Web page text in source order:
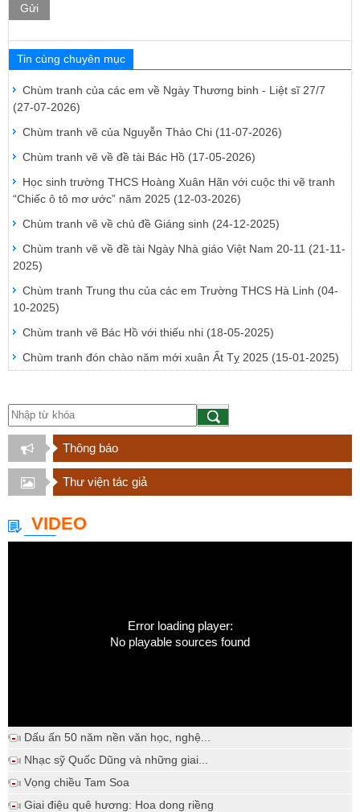
Gửi
Tin cùng chuyên mục
Chùm tranh của các em về Ngày Thương binh - Liệt sĩ 27/7
(27-07-2026)
Chùm tranh vẽ của Nguyễn Thảo Chi (11-07-2026)
Chùm tranh vẽ về đề tài Bác Hồ (17-05-2026)
Học sinh trường THCS Hoàng Xuân Hãn với cuộc thi vẽ tranh
“Chiếc ô tô mơ ước” năm 2025 (12-03-2026)
Chùm tranh vẽ về chủ đề Giáng sinh (24-12-2025)
Chùm tranh vẽ về đề tài Ngày Nhà giáo Việt Nam 20-11 (21-11-
2025)
Chùm tranh Trung thu của các em Trường THCS Hà Linh (04-
10-2025)
Chùm tranh vẽ Bác Hồ với thiếu nhi (18-05-2025)
Chùm tranh đón chào năm mới xuân Ất Tỵ 2025 (15-01-2025)
Thông báo
Thư viện tác giả
VIDEO
Error loading player:
No playable sources found
Dấu ấn 50 năm nền văn học, nghệ...
Nhạc sỹ Quốc Dũng và những giai...
Vọng chiều Tam Soa
Giai điệu quê hương: Hoa dong riềng